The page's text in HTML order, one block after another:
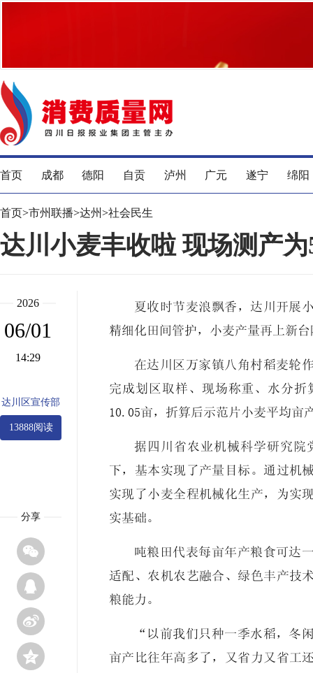
首页 成都 德阳 自贡 泸州 广元 遂宁 绵阳
首页>市州联播>达州>社会民生
达川小麦丰收啦 现场测产为
2026
06/01
14:29
达川区宣传部
13888阅读
分享




夏收时节麦浪飘香，达川开展
精细化田间管护，小麦产量再上新
在达川区万家镇八角村稻麦轮
完成划区取样、现场称重、水分
10.05亩，折算后示范片小麦平均亩
据四川省农业机械科学研究
下，基本实现了产量目标。通过机
实现了小麦全程机械化生产，为实
实基础。
吨粮田代表每亩年产粮食可达
适配、农机农艺融合、绿色丰产技
粮能力。
“以前我们只种一季水稻，冬
亩产比往年高多了，又省力又省工